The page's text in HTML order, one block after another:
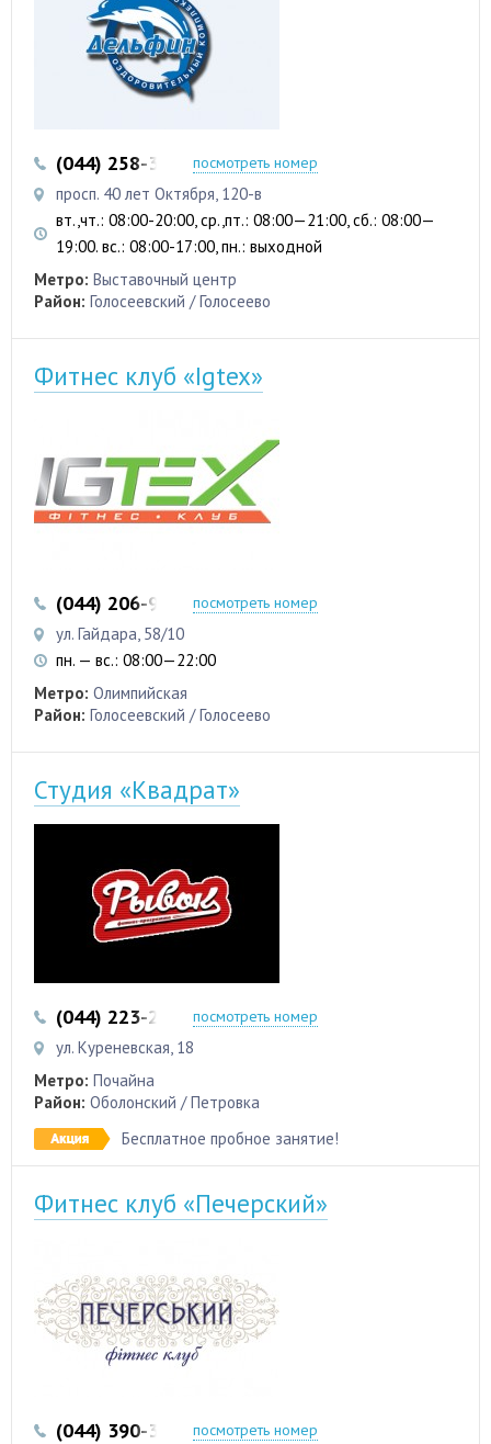
(044) 258-33-07 (044) 258-32-56
посмотреть номер
просп. 40 лет Октября, 120-в
вт.,чт.: 08:00-20:00, ср.,пт.: 08:00—21:00, сб.: 08:00—
19:00. вс.: 08:00-17:00, пн.: выходной
Метро: Выставочный центр
Район: Голосеевский / Голосеево
Фитнес клуб «Igtex»
(044) 206-99-33 (050) 315-01-35
посмотреть номер
ул. Гайдара, 58/10
пн. — вс.: 08:00—22:00
Метро: Олимпийская
Район: Голосеевский / Голосеево
Студия «Квадрат»
(044) 223-22-12посмотреть номер
ул. Куреневская, 18
Метро: Почайна
Район: Оболонский / Петровка
Бесплатное пробное занятие!
Фитнес клуб «Печерский»
(044) 390-35-50посмотреть номер